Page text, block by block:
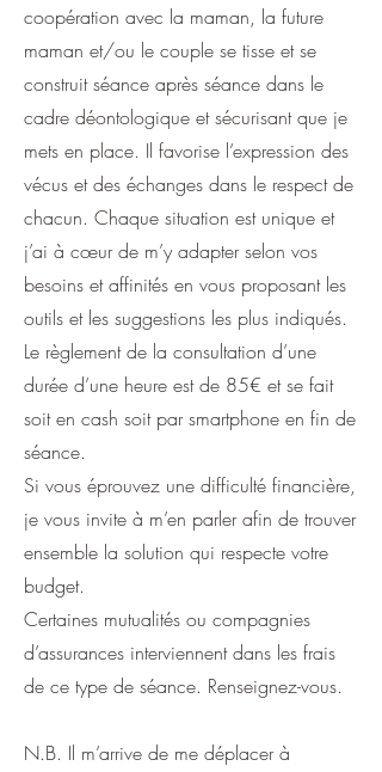
coopération avec la maman, la future
maman et/ou le couple se tisse et se
construit séance après séance dans le
cadre déontologique et sécurisant que je
mets en place. Il favorise l’expression des
vécus et des échanges dans le respect de
chacun. Chaque situation est unique et
j’ai à cœur de m’y adapter selon vos
besoins et affinités en vous proposant les
outils et les suggestions les plus indiqués.
Le règlement de la consultation d’une
durée d’une heure est de 85€ et se fait
soit en cash soit par smartphone en fin de
séance.
Si vous éprouvez une difficulté financière,
je vous invite à m’en parler afin de trouver
ensemble la solution qui respecte votre
budget.
Certaines mutualités ou compagnies
d’assurances interviennent dans les frais
de ce type de séance. Renseignez-vous.
N.B. Il m’arrive de me déplacer à